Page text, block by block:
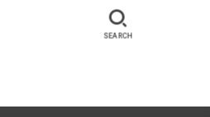
SEARCH